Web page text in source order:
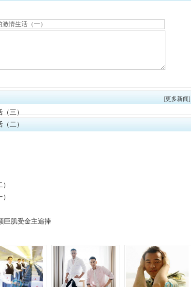
[更多新闻]
三）
二）
巨肌受金主追捧